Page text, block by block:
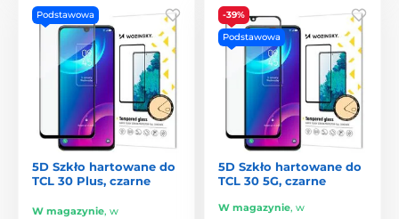
Podstawowa
5D Szkło hartowane do
TCL 30 Plus, czarne
W magazynie, w
-39%
Podstawowa
5D Szkło hartowane do
TCL 30 5G, czarne
W magazynie, w